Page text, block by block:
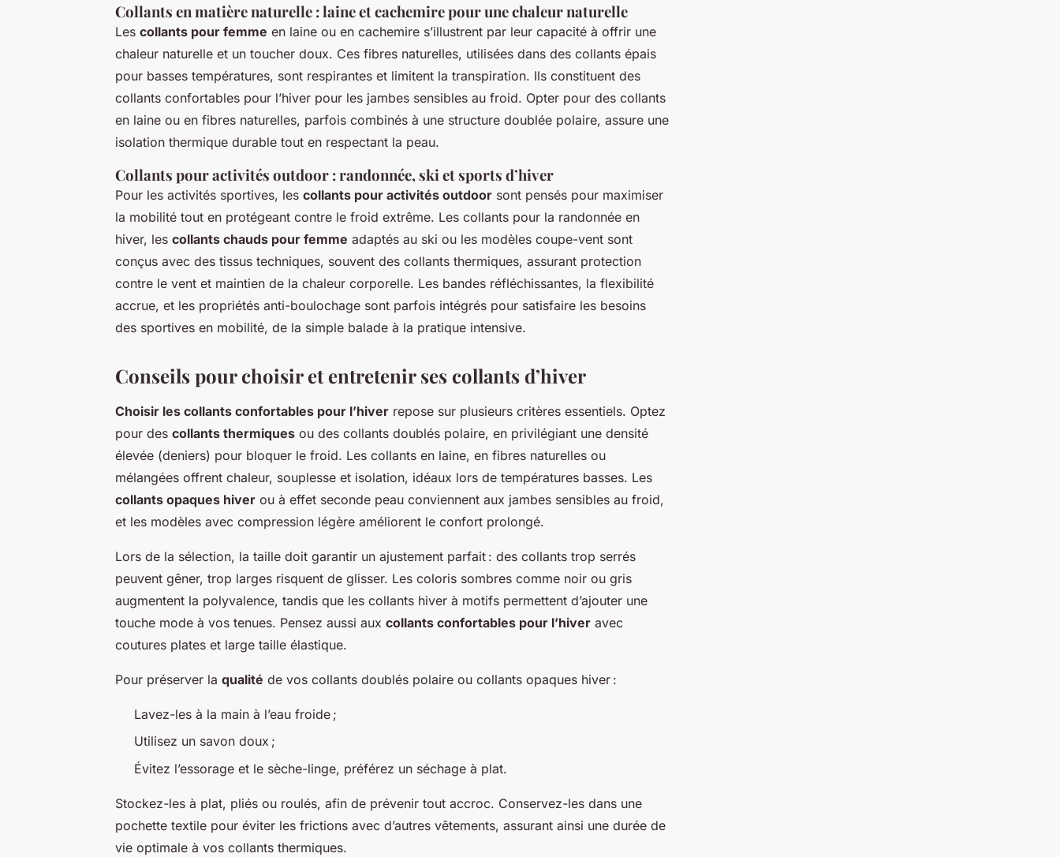
Collants en matière naturelle : laine et cachemire pour une chaleur naturelle
Les collants pour femme en laine ou en cachemire s’illustrent par leur capacité à offrir une
chaleur naturelle et un toucher doux. Ces fibres naturelles, utilisées dans des collants épais
pour basses températures, sont respirantes et limitent la transpiration. Ils constituent des
collants confortables pour l’hiver pour les jambes sensibles au froid. Opter pour des collants
en laine ou en fibres naturelles, parfois combinés à une structure doublée polaire, assure une
isolation thermique durable tout en respectant la peau.
Collants pour activités outdoor : randonnée, ski et sports d’hiver
Pour les activités sportives, les collants pour activités outdoor sont pensés pour maximiser
la mobilité tout en protégeant contre le froid extrême. Les collants pour la randonnée en
hiver, les collants chauds pour femme adaptés au ski ou les modèles coupe-vent sont
conçus avec des tissus techniques, souvent des collants thermiques, assurant protection
contre le vent et maintien de la chaleur corporelle. Les bandes réfléchissantes, la flexibilité
accrue, et les propriétés anti-boulochage sont parfois intégrés pour satisfaire les besoins
des sportives en mobilité, de la simple balade à la pratique intensive.
Conseils pour choisir et entretenir ses collants d’hiver
Choisir les collants confortables pour l’hiver repose sur plusieurs critères essentiels. Optez
pour des collants thermiques ou des collants doublés polaire, en privilégiant une densité
élevée (deniers) pour bloquer le froid. Les collants en laine, en fibres naturelles ou
mélangées offrent chaleur, souplesse et isolation, idéaux lors de températures basses. Les
collants opaques hiver ou à effet seconde peau conviennent aux jambes sensibles au froid,
et les modèles avec compression légère améliorent le confort prolongé.
Lors de la sélection, la taille doit garantir un ajustement parfait : des collants trop serrés
peuvent gêner, trop larges risquent de glisser. Les coloris sombres comme noir ou gris
augmentent la polyvalence, tandis que les collants hiver à motifs permettent d’ajouter une
touche mode à vos tenues. Pensez aussi aux collants confortables pour l’hiver avec
coutures plates et large taille élastique.
Pour préserver la qualité de vos collants doublés polaire ou collants opaques hiver :
Lavez-les à la main à l’eau froide ;
Utilisez un savon doux ;
Évitez l’essorage et le sèche-linge, préférez un séchage à plat.
Stockez-les à plat, pliés ou roulés, afin de prévenir tout accroc. Conservez-les dans une
pochette textile pour éviter les frictions avec d’autres vêtements, assurant ainsi une durée de
vie optimale à vos collants thermiques.